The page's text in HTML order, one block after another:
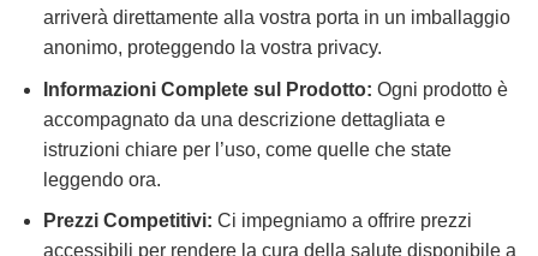
arriverà direttamente alla vostra porta in un imballaggio
anonimo, proteggendo la vostra privacy.
Informazioni Complete sul Prodotto: Ogni prodotto è
accompagnato da una descrizione dettagliata e
istruzioni chiare per l’uso, come quelle che state
leggendo ora.
Prezzi Competitivi: Ci impegniamo a offrire prezzi
accessibili per rendere la cura della salute disponibile a